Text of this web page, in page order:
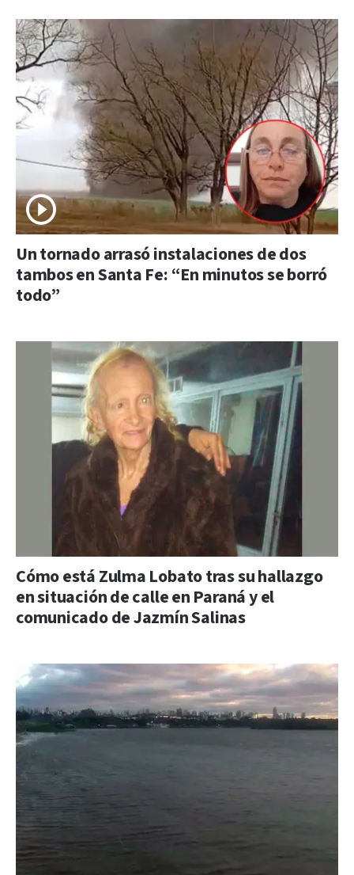
Un tornado arrasó instalaciones de dos
tambos en Santa Fe: “En minutos se borró
todo”
Cómo está Zulma Lobato tras su hallazgo
en situación de calle en Paraná y el
comunicado de Jazmín Salinas